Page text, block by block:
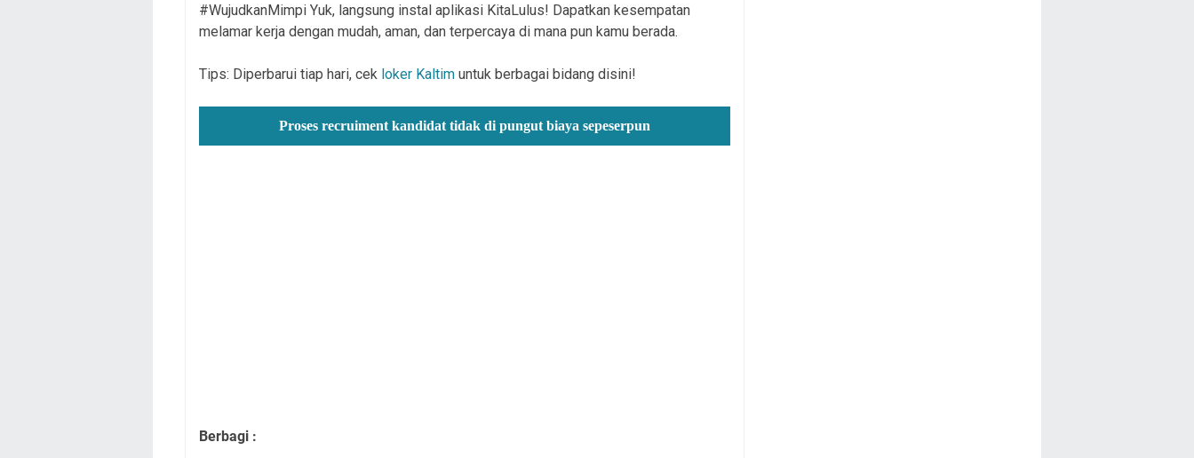
#WujudkanMimpi Yuk, langsung instal aplikasi KitaLulus! Dapatkan kesempatan
melamar kerja dengan mudah, aman, dan terpercaya di mana pun kamu berada.
Tips: Diperbarui tiap hari, cek loker Kaltim untuk berbagai bidang disini!
Proses recruiment kandidat tidak di pungut biaya sepeserpun
Berbagi :